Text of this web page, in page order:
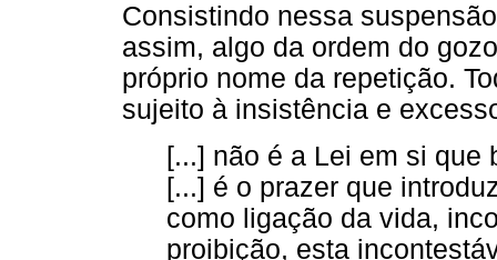
Consistindo nessa
assim, algo da ordem do
próprio nome da repetição.
sujeito à insistência e
[...] não é a Lei em si que
[...] é o prazer que
como ligação da vida,
proibição, esta